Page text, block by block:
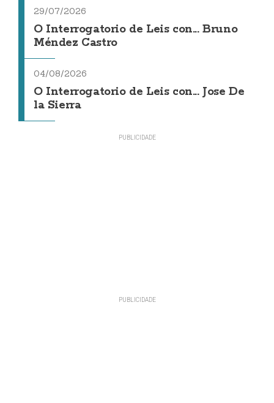
29/07/2026
O Interrogatorio de Leis con... Bruno
Méndez Castro
04/08/2026
O Interrogatorio de Leis con... Jose De
la Sierra